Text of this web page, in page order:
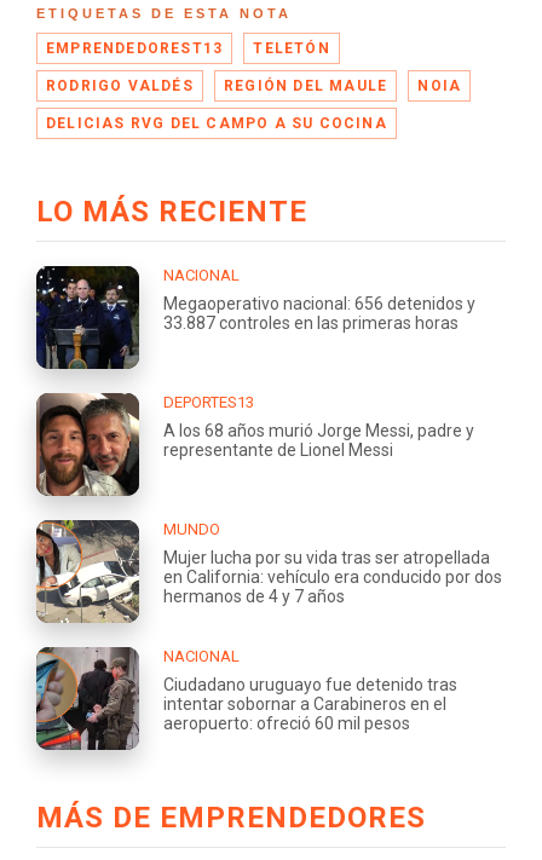
ETIQUETAS DE ESTA NOTA
EMPRENDEDOREST13 TELETÓN
RODRIGO VALDÉS REGIÓN DEL MAULE NOIA
DELICIAS RVG DEL CAMPO A SU COCINA
LO MÁS RECIENTE
NACIONAL
Megaoperativo nacional: 656 detenidos y
33.887 controles en las primeras horas
DEPORTES13
A los 68 años murió Jorge Messi, padre y
representante de Lionel Messi
MUNDO
Mujer lucha por su vida tras ser atropellada
en California: vehículo era conducido por dos
hermanos de 4 y 7 años
NACIONAL
Ciudadano uruguayo fue detenido tras
intentar sobornar a Carabineros en el
aeropuerto: ofreció 60 mil pesos
MÁS DE EMPRENDEDORES